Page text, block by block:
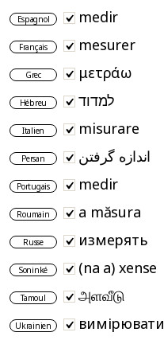
Espagnol medir
Français mesurer
Grec μετράω
Hébreu למדוד
Italien misurare
Persan اندازه گرفتن
Portugais medir
Roumain a măsura
Russe измерять
Soninké (na a) xense
Tamoul அளவீடு
Ukrainien вимірювати